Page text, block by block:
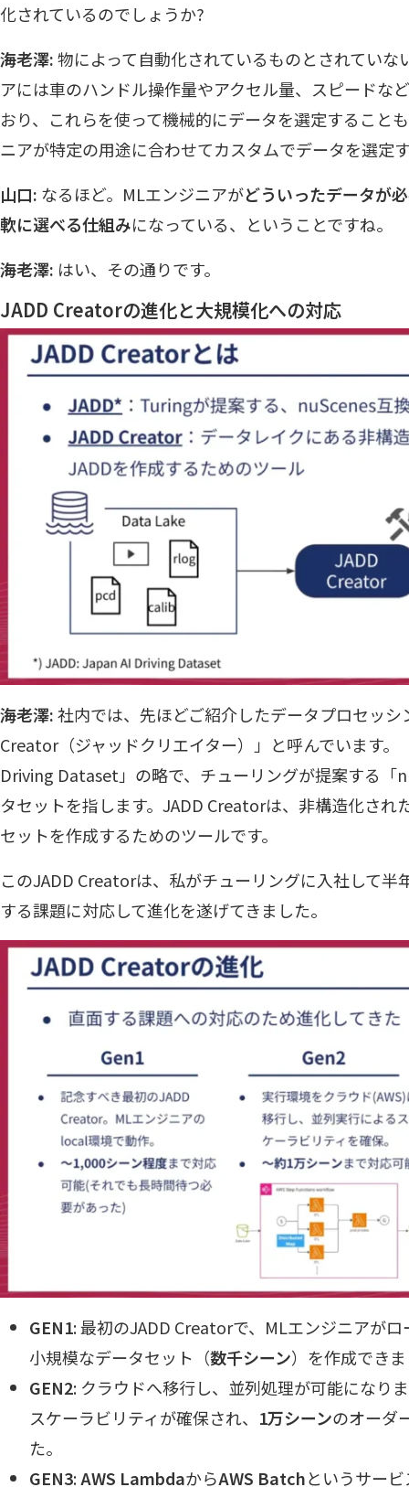
化されているのでしょうか?
海老澤:物によって自動化されているものとされていな
アには車のハンドル操作量やアクセル量、スピードな
おり、これらを使って機械的にデータを選定すること
ニアが特定の用途に合わせてカスタムでデータを選定
山口: なるほど。MLエンジニアがどういったデータが
軟に選べる仕組みになっている、ということですね。
海老澤: はい、その通りです。
JADD Creatorの進化と大規模化への対応
海老澤:社内では、先ほどご紹介したデータプロセッシ
Creator（ジャッドクリエイター）」と呼んでいます。
Driving Dataset」の略で、チューリングが提案する「
タセットを指します。JADD Creatorは、非構造化され
セットを作成するためのツールです。
このJADD Creatorは、私がチューリングに入社して半
する課題に対応して進化を遂げてきました。
GEN1: 最初のJADD Creatorで、MLエンジニアが
小規模なデータセット（数千シーン）を作成でき
GEN2: クラウドへ移行し、並列処理が可能になり
スケーラビリティが確保され、 1万シーンのオーダ
た。
GEN3:AWS LambdaからAWS Batchというサー